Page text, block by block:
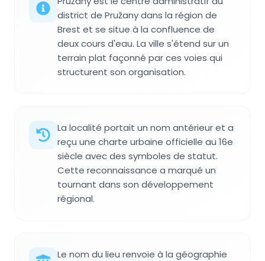
district de Pružany dans la région de
Brest et se situe à la confluence de
deux cours d'eau. La ville s'étend sur un
terrain plat façonné par ces voies qui
structurent son organisation.
La localité portait un nom antérieur et a
reçu une charte urbaine officielle au 16e
siècle avec des symboles de statut.
Cette reconnaissance a marqué un
tournant dans son développement
régional.
Le nom du lieu renvoie à la géographie